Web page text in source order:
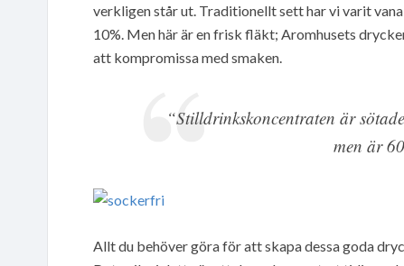
verkligen står ut. Traditionellt sett har vi varit
10%. Men här är en frisk fläkt; Aromhusets
att kompromissa med smaken.
“Stilldrinkskoncentraten är
men är
Allt du behöver göra för att skapa dessa goda